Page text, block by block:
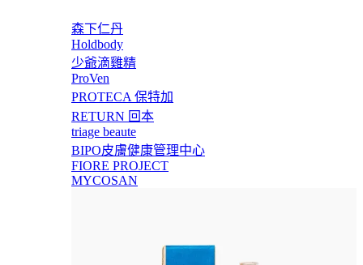
森下仁丹
Holdbody
少爺滴雞精
ProVen
PROTECA 保特加
RETURN 回本
triage beaute
BIPO皮膚健康管理中心
FIORE PROJECT
MYCOSAN